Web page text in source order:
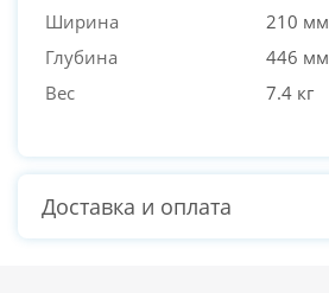
Ширина
210 мм
Глубина
446 мм
Вес
7.4 кг
Доставка и оплата